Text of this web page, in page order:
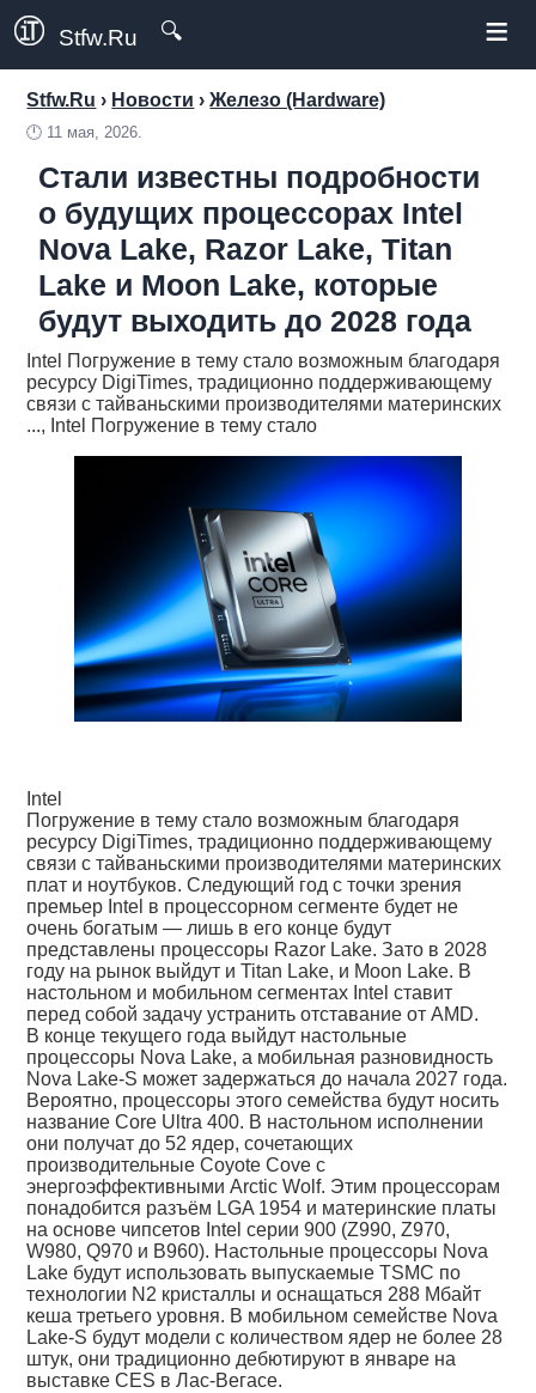
Stfw.Ru 🔍 ≡
Stfw.Ru › Новости ›Железо (Hardware)
🕛 11 мая, 2026.
Стали известны подробности
о будущих процессорах Intel
Nova Lake, Razor Lake, Titan
Lake и Moon Lake, которые
будут выходить до 2028 года
Intel Погружение в тему стало возможным благодаря
ресурсу DigiTimes, традиционно поддерживающему
связи с тайваньскими производителями материнских
..., Intel Погружение в тему стало
Intel
Погружение в тему стало возможным благодаря
ресурсу DigiTimes, традиционно поддерживающему
связи с тайваньскими производителями материнских
плат и ноутбуков. Следующий год с точки зрения
премьер Intel в процессорном сегменте будет не
очень богатым — лишь в его конце будут
представлены процессоры Razor Lake. Зато в 2028
году на рынок выйдут и Titan Lake, и Moon Lake. В
настольном и мобильном сегментах Intel ставит
перед собой задачу устранить отставание от AMD.
В конце текущего года выйдут настольные
процессоры Nova Lake, а мобильная разновидность
Nova Lake-S может задержаться до начала 2027 года.
Вероятно, процессоры этого семейства будут носить
название Core Ultra 400. В настольном исполнении
они получат до 52 ядер, сочетающих
производительные Coyote Cove с
энергоэффективными Arctic Wolf. Этим процессорам
понадобится разъём LGA 1954 и материнские платы
на основе чипсетов Intel серии 900 (Z990, Z970,
W980, Q970 и B960). Настольные процессоры Nova
Lake будут использовать выпускаемые TSMC по
технологии N2 кристаллы и оснащаться 288 Мбайт
кеша третьего уровня. В мобильном семействе Nova
Lake-S будут модели с количеством ядер не более 28
штук, они традиционно дебютируют в январе на
выставке CES в Лас-Вегасе.